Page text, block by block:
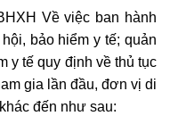
Về việc ban hành
bảo hiểm y tế; quản
y tế quy định về thủ tục
gia lần đầu, đơn vị di
đến như sau: